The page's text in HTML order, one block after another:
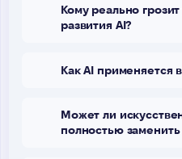
Кому реально
развития AI?
Как AI применяется
Может ли
полностью заменить